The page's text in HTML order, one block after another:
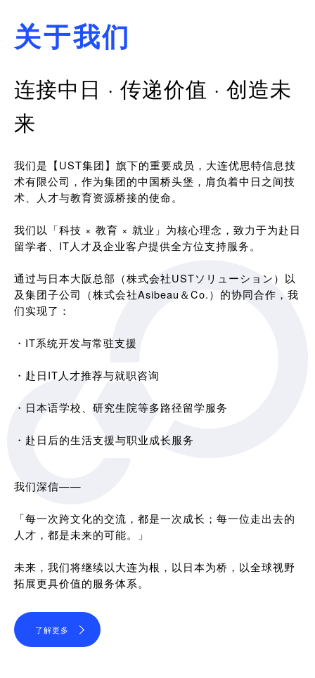
关于我们
连接中日 · 传递价值 · 创造未
来
我们是【UST集团】旗下的重要成员，大连优思特信息技
术有限公司，作为集团的中国桥头堡，肩负着中日之间技
术、人才与教育资源桥接的使命。
我们以「科技 × 教育 × 就业」为核心理念，致力于为赴日
留学者、IT人才及企业客户提供全方位支持服务。
通过与日本大阪总部（株式会社USTソリューション）以
及集团子公司（株式会社Asibeau＆Co.）的协同合作，我
们实现了：
・IT系统开发与常驻支援
・赴日IT人才推荐与就职咨询
・日本语学校、研究生院等多路径留学服务
・赴日后的生活支援与职业成长服务
我们深信——
「每一次跨文化的交流，都是一次成长；每一位走出去的
人才，都是未来的可能。」
未来，我们将继续以大连为根，以日本为桥，以全球视野
拓展更具价值的服务体系。
了解更多